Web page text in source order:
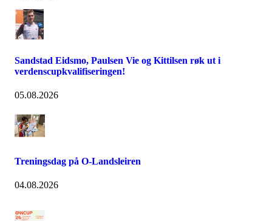
Sandstad Eidsmo, Paulsen Vie og Kittilsen røk ut i
verdenscupkvalifiseringen!
05.08.2026
Treningsdag på O-Landsleiren
04.08.2026